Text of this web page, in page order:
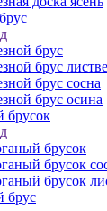
брус
брус
брус сосна
брус осина
брусок
брусок
брусок
брусок
брус